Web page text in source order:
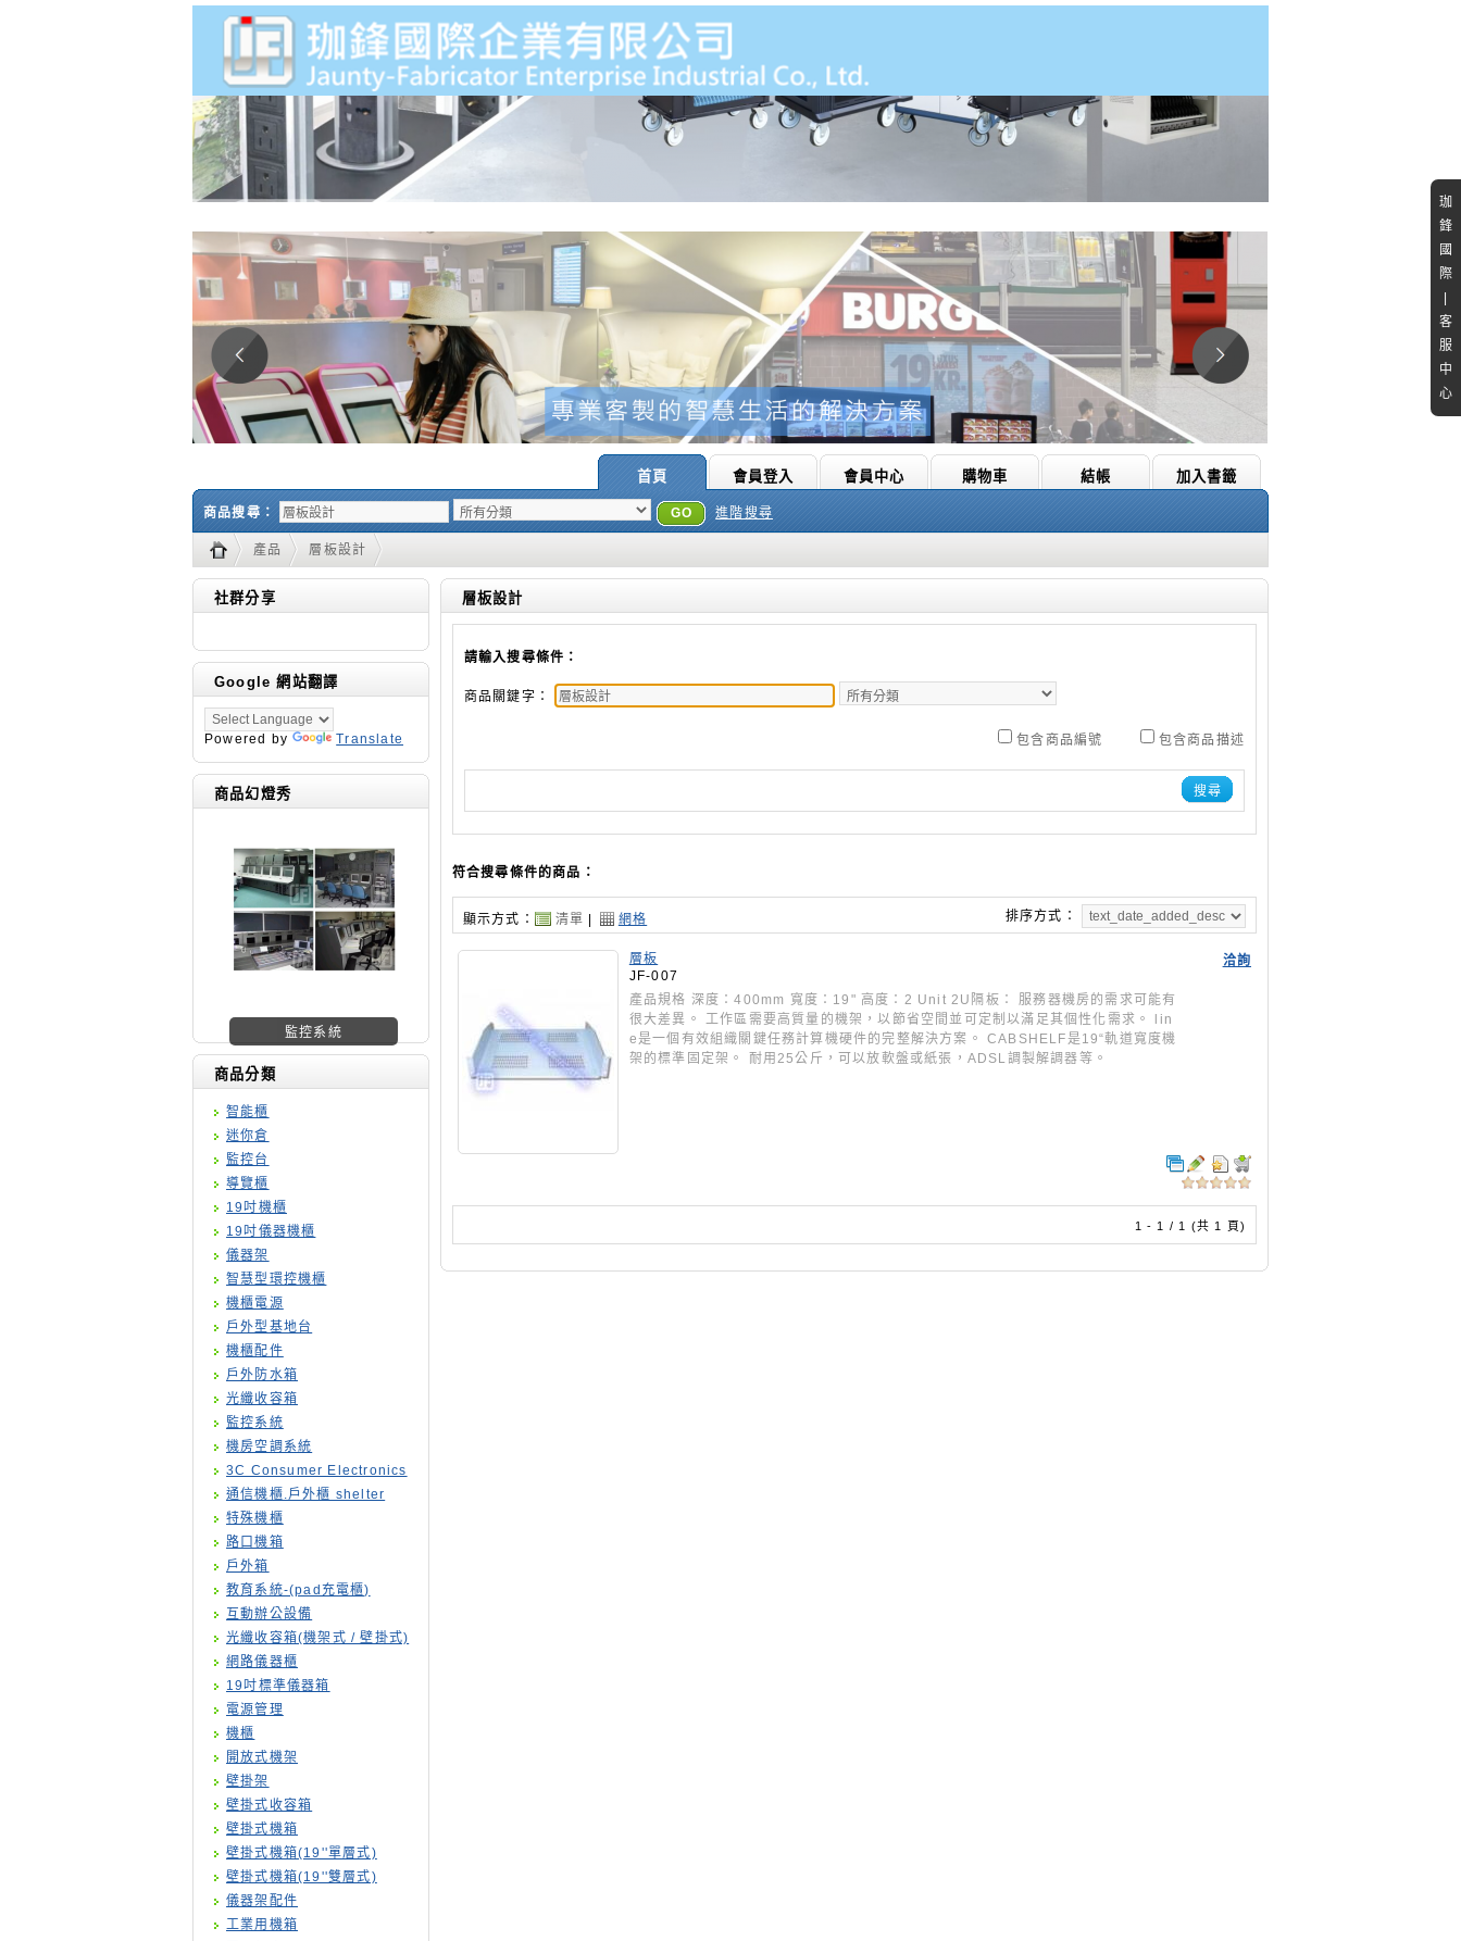
珈
鋒
國
際
客
服
中
心
首頁 會員登入 會員中心 購物車 結帳 加入書籤
商品搜尋： GO 進階搜尋
產品 層板設計
社群分享
Google 網站翻譯
Powered by Translate
商品幻燈秀
機櫃廠商
商品分類
智能櫃
迷你倉
監控台
導覽櫃
19吋機櫃
19吋儀器機櫃
儀器架
智慧型環控機櫃
機櫃電源
戶外型基地台
機櫃配件
戶外防水箱
光纖收容箱
監控系統
機房空調系統
3C Consumer Electronics
通信機櫃.戶外櫃 shelter
特殊機櫃
路口機箱
戶外箱
教育系統-(pad充電櫃)
互動辦公設備
光纖收容箱(機架式 / 壁掛式)
網路儀器櫃
19吋標準儀器箱
電源管理
機櫃
開放式機架
壁掛架
壁掛式收容箱
壁掛式機箱
壁掛式機箱(19''單層式)
壁掛式機箱(19''雙層式)
儀器架配件
工業用機箱
層板設計
請輸入搜尋條件：
商品關鍵字：
包含商品編號 包含商品描述
搜尋
符合搜尋條件的商品：
顯示方式： 清單 | 網格 排序方式：
洽詢
層板
JF-007
產品規格 深度：400mm 寬度：19" 高度：2 Unit 2U隔板： 服務器機房的需求可能有
很大差異。 工作區需要高質量的機架，以節省空間並可定制以滿足其個性化需求。 lin
e是一個有效組織關鍵任務計算機硬件的完整解決方案。 CABSHELF是19“軌道寬度機
架的標準固定架。 耐用25公斤，可以放軟盤或紙張，ADSL調製解調器等。
1 - 1 / 1 (共 1 頁)